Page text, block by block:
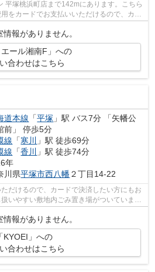
平塚桃浜町店まで142mにあります。こちら
をカードでお支払いいただけるので、カー
情報がありません。
エール湘南F」への
合わせはこちら
道本線 「平塚 」駅 バス7分 「矢幡公
前」 停歩5分
線 「寒川
」駅 徒歩69分
線 「香川
」駅 徒歩74分
年
川県平塚市西八幡２丁目14-22
だけるので、カードで決済したい方にもお
いやすい敷地内ごみ置き場がついていま
。四季...
情報がありません。
「KYOEI」への
合わせはこちら